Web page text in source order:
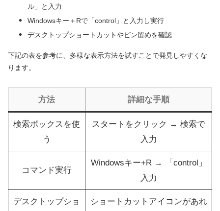
ル」と入力
Windowsキー＋Rで「control」と入力し実行
デスクトップショートカットやピン留めを確認
下記の表を参考に、多様な表示方法を試すことで発見しやすくな
ります。
方法 詳細な手順
検索ボックスを使
う
スタートをクリック → 検索で
入力
コマンド実行
Windowsキー+R → 「control」
入力
デスクトップショ
ショートカットアイコンがあれ